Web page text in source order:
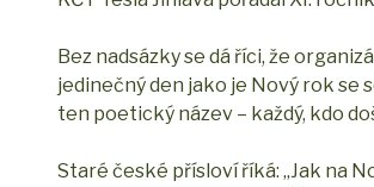
Bez nadsázky se dá říci, že
jedinečný den jako je Nový rok se
ten poetický název – každý, kdo
Staré české přísloví říká: „Jak na